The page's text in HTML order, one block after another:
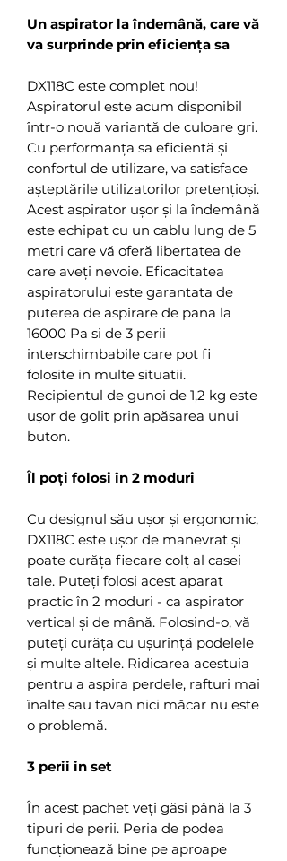
Un aspirator la îndemână, care vă
va surprinde prin eficiența sa
DX118C este complet nou!
Aspiratorul este acum disponibil
într-o nouă variantă de culoare gri.
Cu performanța sa eficientă și
confortul de utilizare, va satisface
așteptările utilizatorilor pretențioși.
Acest aspirator ușor și la îndemână
este echipat cu un cablu lung de 5
metri care vă oferă libertatea de
care aveți nevoie. Eficacitatea
aspiratorului este garantata de
puterea de aspirare de pana la
16000 Pa si de 3 perii
interschimbabile care pot fi
folosite in multe situatii.
Recipientul de gunoi de 1,2 kg este
ușor de golit prin apăsarea unui
buton.
Îl poți folosi în 2 moduri
Cu designul său ușor și ergonomic,
DX118C este ușor de manevrat și
poate curăța fiecare colț al casei
tale. Puteți folosi acest aparat
practic în 2 moduri - ca aspirator
vertical și de mână. Folosind-o, vă
puteți curăța cu ușurință podelele
și multe altele. Ridicarea acestuia
pentru a aspira perdele, rafturi mai
înalte sau tavan nici măcar nu este
o problemă.
3 perii in set
În acest pachet veți găsi până la 3
tipuri de perii. Peria de podea
funcționează bine pe aproape